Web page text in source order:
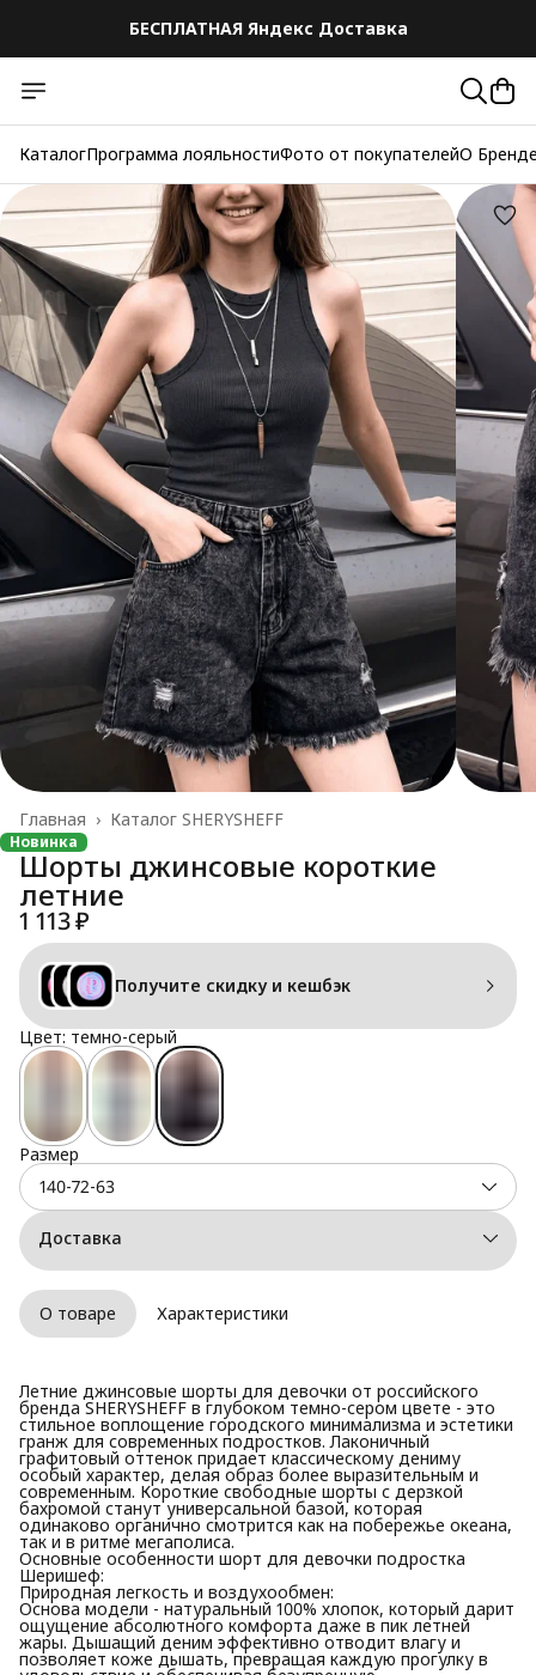
БЕСПЛАТНАЯ Яндекс Доставка
КаталогПрограмма лояльностиФото от покупателейО
Каталог SHERYSHEFF
Главная ›
Новинка
Шорты джинсовые короткие
летние
1 113 ₽
Получите скидку и кешбэк
Цвет: темно-серый
Размер
140-72-63
Доставка
О товаре Характеристики
Летние джинсовые шорты для девочки от российского
бренда SHERYSHEFF в глубоком темно-сером цвете - это
стильное воплощение городского минимализма и эстетики
гранж для современных подростков. Лаконичный
графитовый оттенок придает классическому дениму
особый характер, делая образ более выразительным и
современным. Короткие свободные шорты с дерзкой
бахромой станут универсальной базой, которая
одинаково органично смотрится как на побережье океана,
так и в ритме мегаполиса.
Основные особенности шорт для девочки подростка
Шеришеф:
Природная легкость и воздухообмен:
Основа модели - натуральный 100% хлопок, который дарит
ощущение абсолютного комфорта даже в пик летней
жары. Дышащий деним эффективно отводит влагу и
позволяет коже дышать, превращая каждую прогулку в